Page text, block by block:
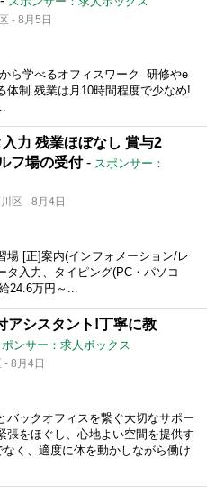
- 8月5日
ら学べるオフィスワーク ‍ 研修やe
体制 残業は月10時間程度で少なめ!
力 残業ほぼなし 賞与2
フ場の受付- スポンサー：
区 - 8月4日
場 [正]案内(インフォメーション/レ
タ入力、タイピング(PC・パソコ
24.6万円～...
アシスタント!丁寧に教
ポンサー：求人ボックス
- 8月4日
バックオフィスを繋ぐ大切なサポー
張をほぐし、心地よい空間を提供す
く、適度に体を動かしながら働け